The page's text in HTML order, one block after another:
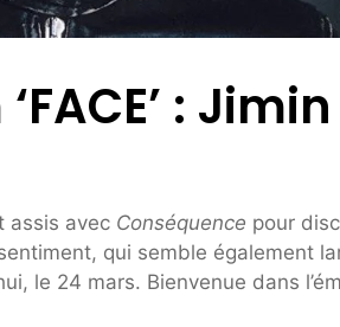
:
assis avec Conséquence pour
qui semble également
le 24 mars. Bienvenue dans